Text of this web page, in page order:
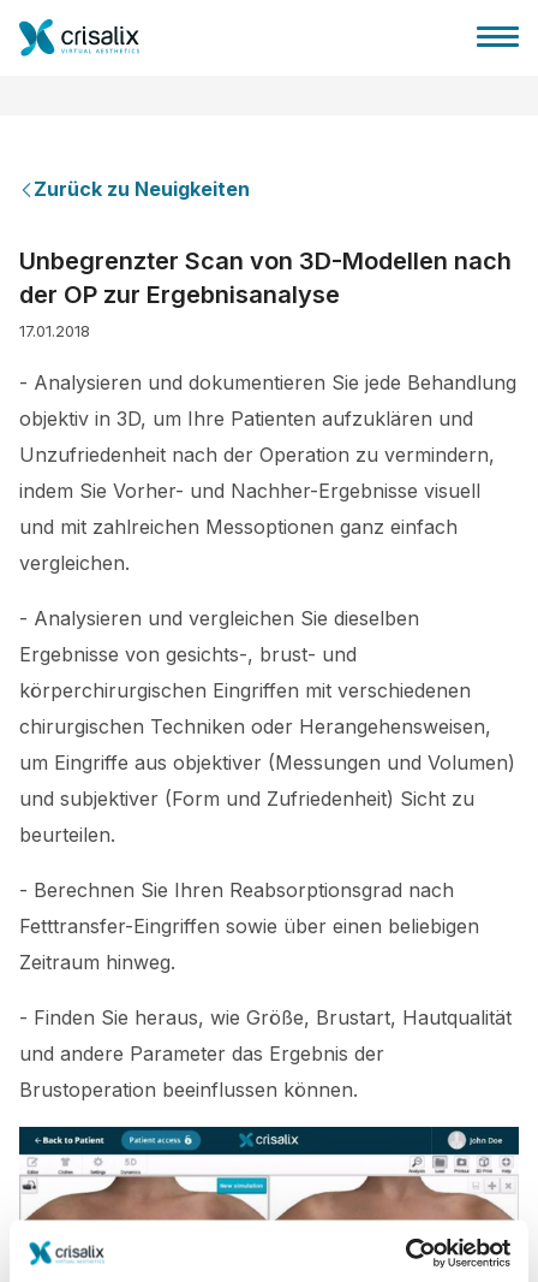
3D-Business-Plattform
Pläne
Bewertungen von Patienten
Zurück zu Neuigkeiten
Unbegrenzter Scan von 3D-Modellen nach
der OP zur Ergebnisanalyse
17.01.2018
- Analysieren und dokumentieren Sie jede Behandlung
objektiv in 3D, um Ihre Patienten aufzuklären und
Unzufriedenheit nach der Operation zu vermindern,
indem Sie Vorher- und Nachher-Ergebnisse visuell
und mit zahlreichen Messoptionen ganz einfach
vergleichen.
- Analysieren und vergleichen Sie dieselben
Ergebnisse von gesichts-, brust- und
körperchirurgischen Eingriffen mit verschiedenen
chirurgischen Techniken oder Herangehensweisen,
um Eingriffe aus objektiver (Messungen und Volumen)
und subjektiver (Form und Zufriedenheit) Sicht zu
beurteilen.
- Berechnen Sie Ihren Reabsorptionsgrad nach
Fetttransfer-Eingriffen sowie über einen beliebigen
Zeitraum hinweg.
- Finden Sie heraus, wie Größe, Brustart, Hautqualität
und andere Parameter das Ergebnis der
Brustoperation beeinflussen können.